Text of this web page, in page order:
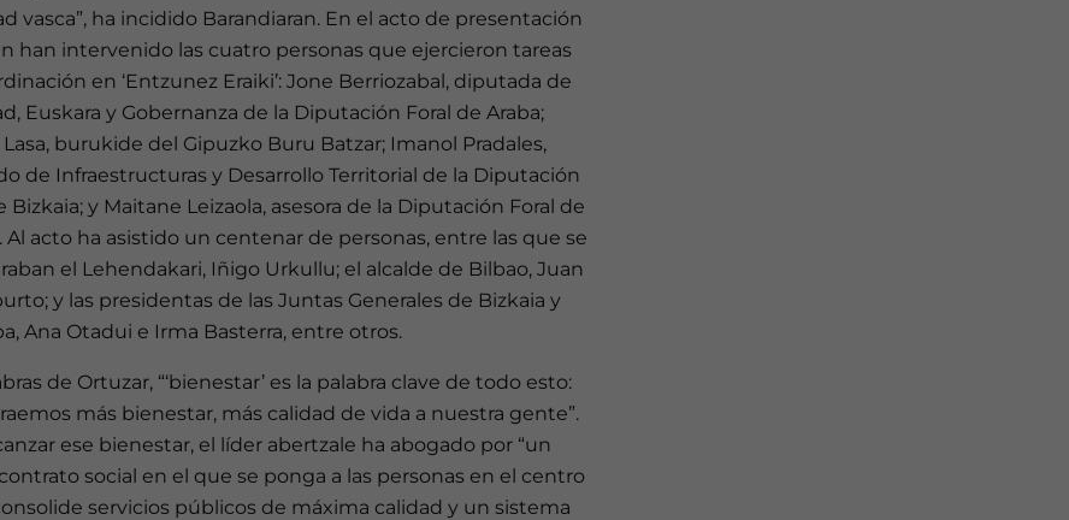
vasca”, ha incidido Barandiaran. En el acto de presentación
han intervenido las cuatro personas que ejercieron tareas
en ‘Entzunez Eraiki’: Jone Berriozabal, diputada de
Euskara y Gobernanza de la Diputación Foral de Araba;
burukide del Gipuzko Buru Batzar; Imanol Pradales,
de Infraestructuras y Desarrollo Territorial de la Diputación
Bizkaia; y Maitane Leizaola, asesora de la Diputación Foral de
Al acto ha asistido un centenar de personas, entre las que se
el Lehendakari, Iñigo Urkullu; el alcalde de Bilbao, Juan
y las presidentas de las Juntas Generales de Bizkaia y
Ana Otadui e Irma Basterra, entre otros.
de Ortuzar, “‘bienestar’ es la palabra clave de todo esto:
más bienestar, más calidad de vida a nuestra gente”.
ese bienestar, el líder abertzale ha abogado por “un
social en el que se ponga a las personas en el centro
servicios públicos de máxima calidad y un sistema